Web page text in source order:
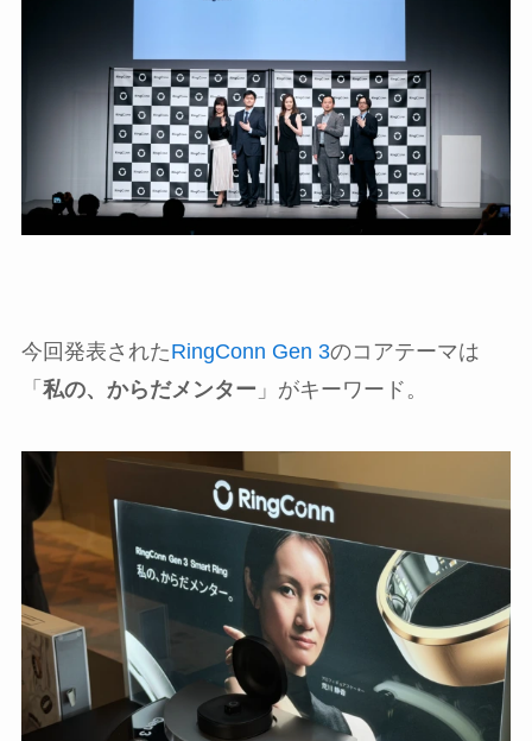
今回発表されたRingConn Gen 3のコアテーマは
「 私の、からだメンター 」がキーワード。